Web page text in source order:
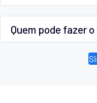
Quem pode fazer